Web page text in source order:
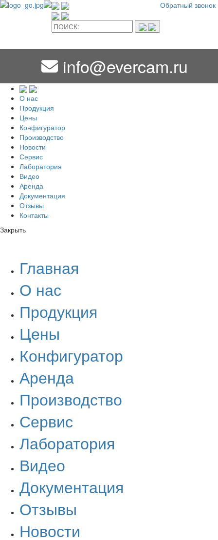
Обратный звонок
info@evercam.ru
О нас
Продукция
Цены
Конфигуратор
Производство
Новости
Сервис
Лаборатория
Видео
Аренда
Документация
Отзывы
Контакты
Закрыть
Главная
О нас
Продукция
Цены
Конфигуратор
Аренда
Производство
Сервис
Лаборатория
Видео
Документация
Отзывы
Новости